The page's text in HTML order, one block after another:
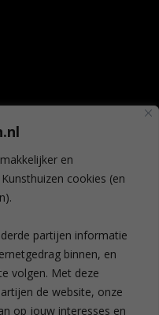
en
cookies (en
partijen informatie
binnen, en
volgen. Met deze
de website, onze
op jouw interesses en